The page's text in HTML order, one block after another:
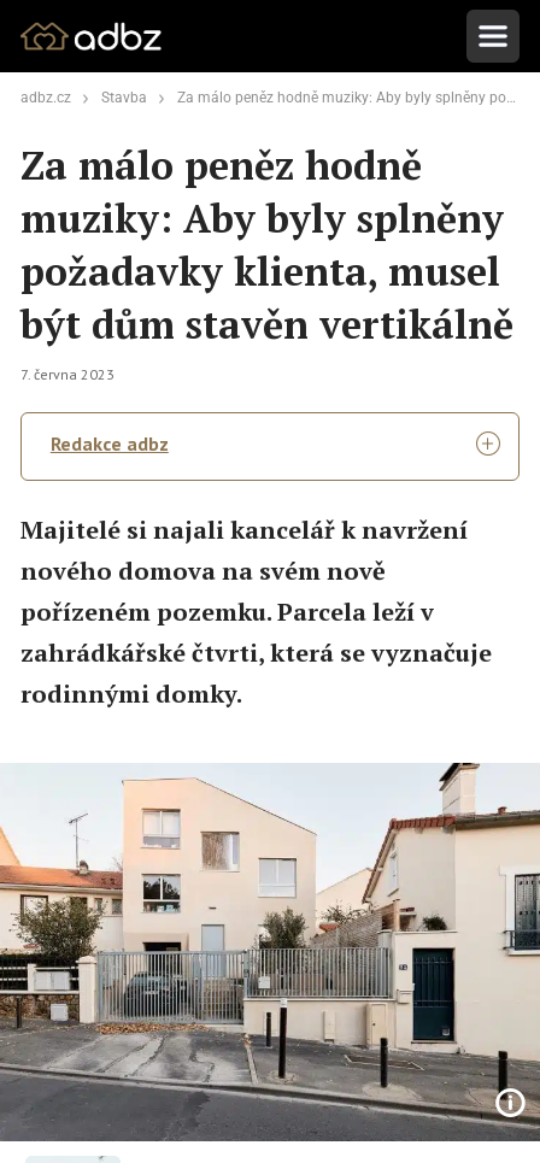
adbz.cz Stavba Za málo peněz hodně muziky: Aby byly splněny požadavky klienta, musel být dům stavěn vertikálně
Za málo peněz hodně
muziky: Aby byly splněny
požadavky klienta, musel
být dům stavěn vertikálně
7. června 2023
Redakce adbz
Majitelé si najali kancelář k navržení
nového domova na svém nově
pořízeném pozemku. Parcela leží v
zahrádkářské čtvrti, která se vyznačuje
rodinnými domky.